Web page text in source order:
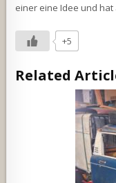
einer eine Idee und hat
+5
Related